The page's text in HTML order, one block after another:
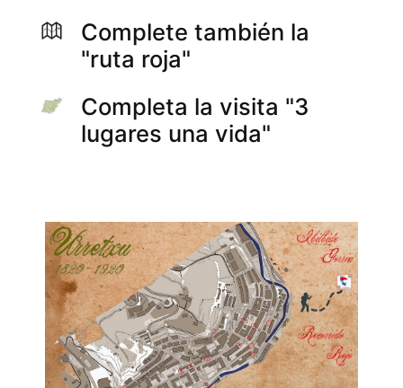
Complete también la
"ruta roja"
Completa la visita "3
lugares una vida"